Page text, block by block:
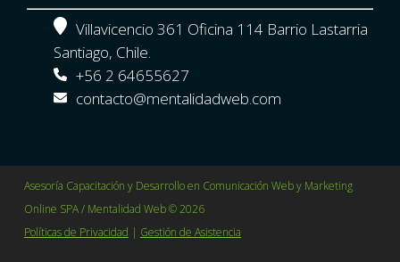
Villavicencio 361 Oficina 114 Barrio Lastarria
Santiago, Chile.
+56 2 64655627
contacto@mentalidadweb.com
Asesoría Capacitación y Desarrollo en Comunicación Web y Marketing
Online SPA / Mentalidad Web © 2026
Políticas de Privacidad | Gestión de Asistencia